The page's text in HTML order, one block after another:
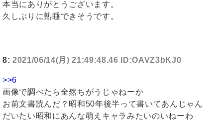
本当にありがとうございます。
久しぶりに熟睡できそうです。
8: 2021/06/14(月) 21:49:48.46 ID:OAVZ3bKJ0
>>6
画像で調べたら全然ちがうじゃねーか
お前文書読んだ？昭和50年後半って書いてあんじゃん
だいたい昭和にあんな萌えキャラみたいのいねーわ